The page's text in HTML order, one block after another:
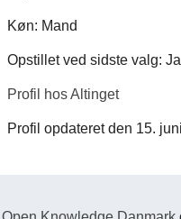
Køn: Mand
Opstillet ved sidste valg: Ja
Profil hos Altinget
Profil opdateret den 15.